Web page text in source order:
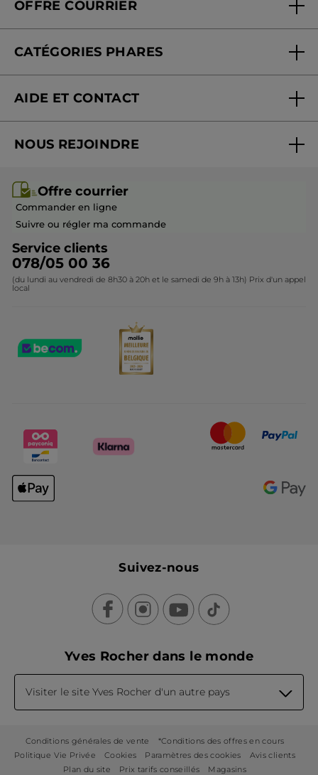
Nos engagements
Blog Act Beautiful
OFFRE COURRIER
CATÉGORIES PHARES
Promotions
Idées cadeaux
Collection de Noël
AIDE ET CONTACT
Mes cadeaux
Questions & Réponses
Contactez-nous
NOUS REJOINDRE
Devenir franchisé ou gérant
Offre courrier
Commander en ligne
Suivre ou régler ma commande
Service clients
078/05 00 36
(du lundi au vendredi de 8h30 à 20h et le samedi de 9h à 13h) Prix d'un appel
local
Suivez-nous
Yves Rocher dans le monde
Visiter le site Yves Rocher d'un autre pays
Conditions générales de vente
*Conditions des offres en cours
Politique Vie Privée
Cookies Paramètres des cookies
Avis clients
Plan du site
Prix tarifs conseillés Magasins